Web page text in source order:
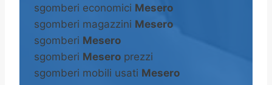
sgomberi economici Mesero
sgomberi magazzini Mesero
sgomberi Mesero
sgomberi Mesero prezzi
sgomberi mobili usati Mesero